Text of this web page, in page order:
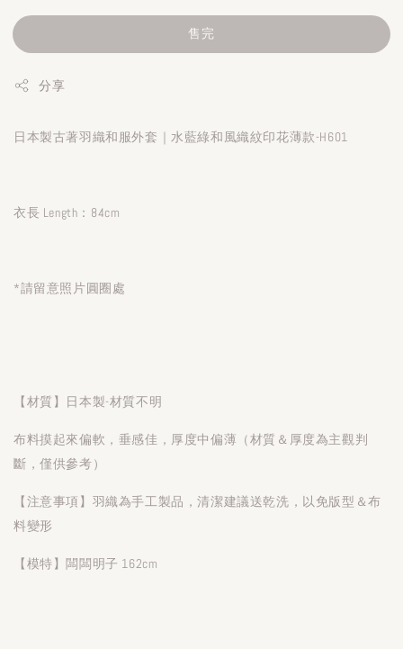
售完
分享
日本製古著羽織和服外套｜水藍綠和風織紋印花薄款-H601
衣長 Length：84cm
*請留意照片圓圈處
【材質】日本製-材質不明
布料摸起來偏軟，垂感佳，厚度中偏薄（材質＆厚度為主觀判
斷，僅供參考）
【注意事項】羽織為手工製品，清潔建議送乾洗，以免版型＆布
料變形
【模特】闆闆明子 162cm